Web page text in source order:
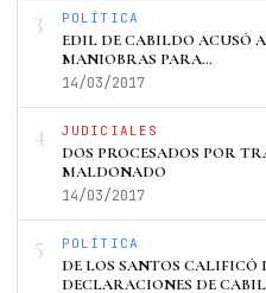
3 POLÍTICA
EDIL DE CABILDO ACUSÓ
MANIOBRAS PARA…
14/03/2017
4 JUDICIALES
DOS PROCESADOS POR
MALDONADO
14/03/2017
5 POLÍTICA
DE LOS SANTOS CALIFICÓ
DECLARACIONES DE